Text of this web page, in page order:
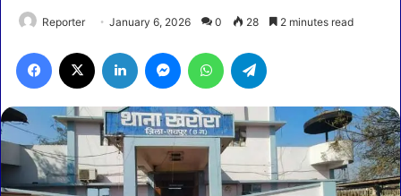
Reporter January 6, 2026 0 28 2 minutes read
Facebook LinkedIn MessengerWhatsApp